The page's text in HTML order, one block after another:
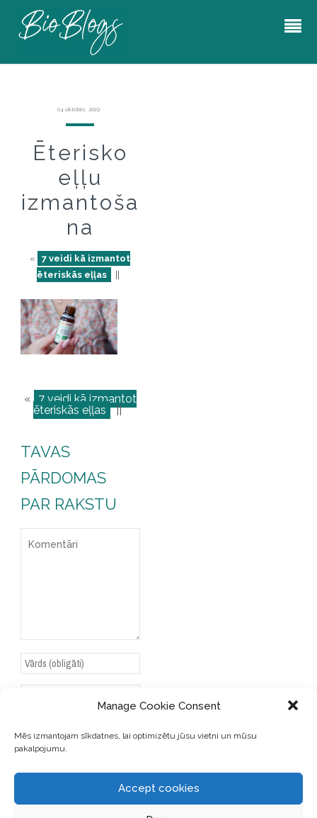
Manage Cookie Consent
Mēs izmantojam sīkdatnes, lai optimizētu jūsu vietni un mūsu
pakalpojumu.
Accept cookies
04 oktobris, 2019
Ēterisko
eļļu
izmantoša
na
«
7 veidi kā izmantot
ēteriskās eļļas
« 7 veidi kā izmantot
ēteriskās eļļas ||
TAVAS
PĀRDOMAS
PAR RAKSTU
SAGLABĀJIET MANU VĀRDU,
E-PASTA ADRESI UN VIETNI
KOMENTĀRU.